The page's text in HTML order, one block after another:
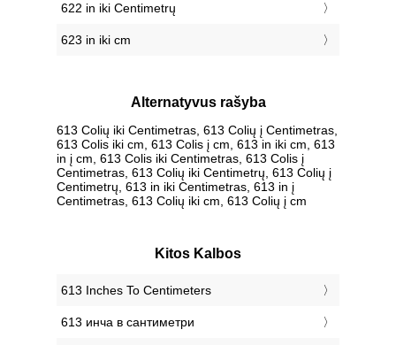
622 in iki Centimetrų
623 in iki cm
Alternatyvus rašyba
613 Colių iki Centimetras, 613 Colių į Centimetras,
613 Colis iki cm, 613 Colis į cm, 613 in iki cm, 613
in į cm, 613 Colis iki Centimetras, 613 Colis į
Centimetras, 613 Colių iki Centimetrų, 613 Colių į
Centimetrų, 613 in iki Centimetras, 613 in į
Centimetras, 613 Colių iki cm, 613 Colių į cm
Kitos Kalbos
‎613 Inches To Centimeters
‎613 инча в сантиметри